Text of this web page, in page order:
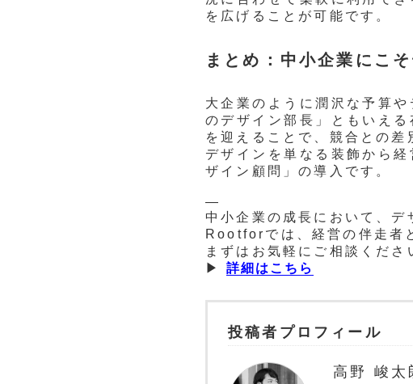
を広げることが可能です。
まとめ：中小企業にこ
大企業のように潤沢な予算
のデザイン部長」ともいえ
を迎えることで、競合との差
デザインを単なる装飾から
ザイン顧問」の導入です。
—
中小企業の成長において、デ
Rootforでは、経営の伴走者
まずはお気軽にご相談くださ
▶︎詳細はこちら
投稿者プロフィール
高野 峻太